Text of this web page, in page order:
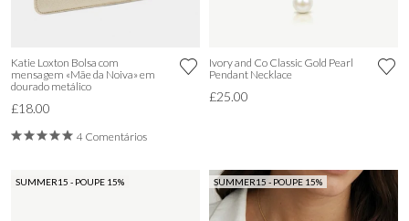
Katie Loxton Bolsa com
mensagem «Mãe da Noiva» em
dourado metálico
£18.00
4 Comentários
Ivory and Co Classic Gold Pearl
Pendant Necklace
£25.00
SUMMER15 - POUPE 15% SUMMER15 - POUPE 15%